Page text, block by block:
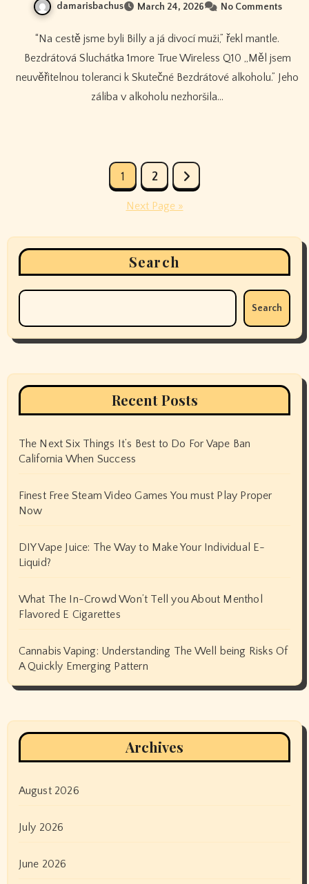
damarisbachus March 24, 2026 No Comments
“Na cestě jsme byli Billy a já divocí muži,” řekl mantle.
Bezdrátová Sluchátka 1more True Wireless Q10 „Měl jsem
neuvěřitelnou toleranci k Skutečné Bezdrátové alkoholu.” Jeho
záliba v alkoholu nezhoršila…
1 2
Next Page »
Search
Search
Recent Posts
The Next Six Things It’s Best to Do For Vape Ban
California When Success
Finest Free Steam Video Games You must Play Proper
Now
DIY Vape Juice: The Way to Make Your Individual E-
Liquid?
What The In-Crowd Won’t Tell you About Menthol
Flavored E Cigarettes
Cannabis Vaping: Understanding The Well being Risks Of
A Quickly Emerging Pattern
Archives
August 2026
July 2026
June 2026